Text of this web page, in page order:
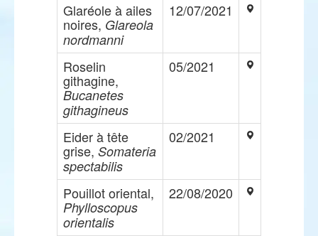
Glaréole à ailes
noires, Glareola
nordmanni
12/07/2021
Roselin
githagine,
Bucanetes
githagineus
05/2021
Eider à tête
grise, Somateria
spectabilis
02/2021
Pouillot oriental,
Phylloscopus
orientalis
22/08/2020